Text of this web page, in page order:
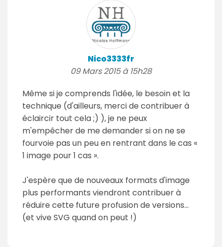
Nico3333fr
09 Mars 2015 à 15h28
Même si je comprends l'idée, le besoin et la
technique (d'ailleurs, merci de contribuer à
éclaircir tout cela ;) ), je ne peux
m'empêcher de me demander si on ne se
fourvoie pas un peu en rentrant dans le cas «
1 image pour 1 cas ».
J'espère que de nouveaux formats d'image
plus performants viendront contribuer à
réduire cette future profusion de versions…
(et vive SVG quand on peut !)